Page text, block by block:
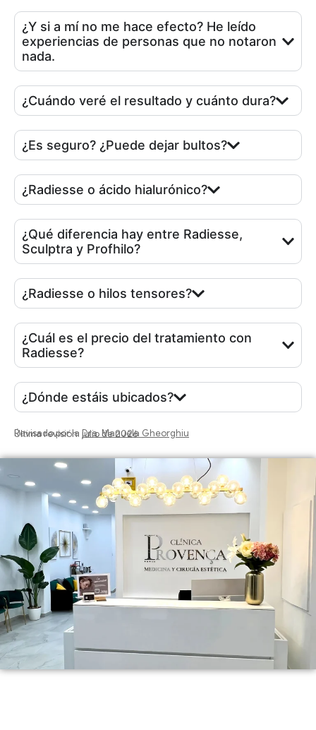
¿Y si a mí no me hace efecto? He leído
experiencias de personas que no notaron
nada.
¿Cuándo veré el resultado y cuánto dura?
¿Es seguro? ¿Puede dejar bultos?
¿Radiesse o ácido hialurónico?
¿Qué diferencia hay entre Radiesse,
Sculptra y Profhilo?
¿Radiesse o hilos tensores?
¿Cuál es el precio del tratamiento con
Radiesse?
¿Dónde estáis ubicados?
Revisado por la Dra. Manuela Gheorghiu
Última revisión: julio de 2026